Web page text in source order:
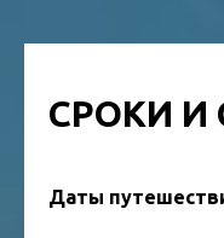
СРОКИ И
Даты